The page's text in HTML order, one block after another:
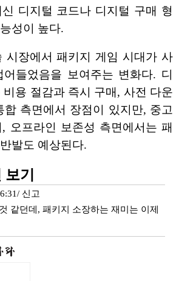
디지털 코드나 디지털 구매 형
성이 높다.
시장에서 패키지 게임 시대가 사
들었음을 보여주는 변화다. 디
용 절감과 즉시 구매, 사전 다운
합 측면에서 장점이 있지만, 중고
오프라인 보존성 측면에서는 패
발도 예상된다.
기
신고
같던데, 패키지 소장하는 재미는 이제